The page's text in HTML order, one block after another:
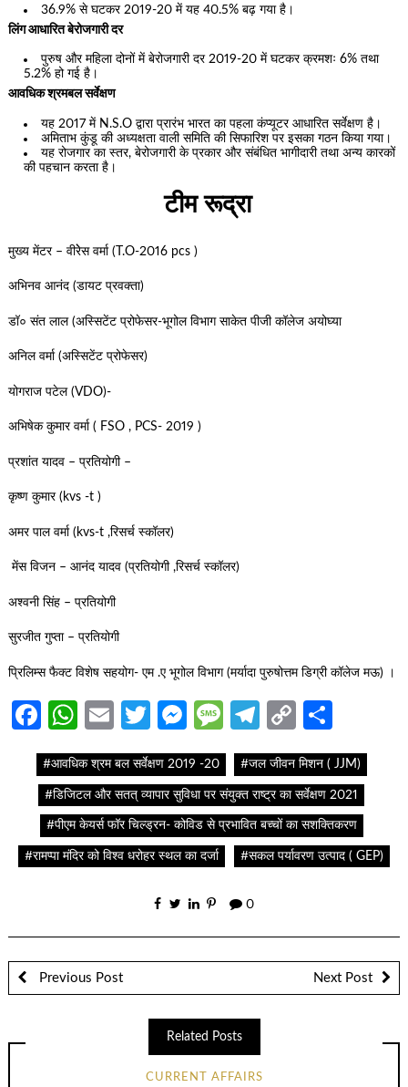
36.9% से घटकर 2019-20 में यह 40.5% बढ़ गया है।
लिंग आधारित बेरोजगारी दर
पुरुष और महिला दोनों में बेरोजगारी दर 2019-20 में घटकर क्रमशः 6% तथा
5.2% हो गई है।
आवधिक श्रमबल सर्वेक्षण
यह 2017 में N.S.O द्वारा प्रारंभ भारत का पहला कंप्यूटर आधारित सर्वेक्षण है।
अमिताभ कुंडू की अध्यक्षता वाली समिति की सिफारिश पर इसका गठन किया गया।
यह रोजगार का स्तर, बेरोजगारी के प्रकार और संबंधित भागीदारी तथा अन्य कारकों
की पहचान करता है।
टीम रूद्रा
मुख्य मेंटर – वीरेेस वर्मा (T.O-2016 pcs )
अभिनव आनंद (डायट प्रवक्ता)
डॉ० संत लाल (अस्सिटेंट प्रोफेसर-भूगोल विभाग साकेत पीजी कॉलेज अयोघ्या
अनिल वर्मा (अस्सिटेंट प्रोफेसर)
योगराज पटेल (VDO)-
अभिषेक कुमार वर्मा ( FSO , PCS- 2019 )
प्रशांत यादव – प्रतियोगी –
कृष्ण कुमार (kvs -t )
अमर पाल वर्मा (kvs-t ,रिसर्च स्कॉलर)
मेंस विजन – आनंद यादव (प्रतियोगी ,रिसर्च स्कॉलर)
अश्वनी सिंह – प्रतियोगी
सुरजीत गुप्ता – प्रतियोगी
प्रिलिम्स फैक्ट विशेष सहयोग- एम .ए भूगोल विभाग (मर्यादा पुरुषोत्तम डिग्री कॉलेज मऊ) ।
Facebook
WhatsApp
EmailTwitter
Messenger
Message
Telegram
Copy
#आवधिक श्रम बल सर्वेक्षण 2019 -20 #जल जीवन मिशन ( JJM)
#डिजिटल और सतत् व्यापार सुविधा पर संयुक्त राष्ट्र का सर्वेक्षण 2021
#पीएम केयर्स फॉर चिल्ड्रन- कोविड से प्रभावित बच्चों का सशक्तिकरण
#रामप्पा मंदिर को विश्व धरोहर स्थल का दर्जा #सकल पर्यावरण उत्पाद ( GEP)
0
Previous Post Next Post
Related Posts
CURRENT AFFAIRS